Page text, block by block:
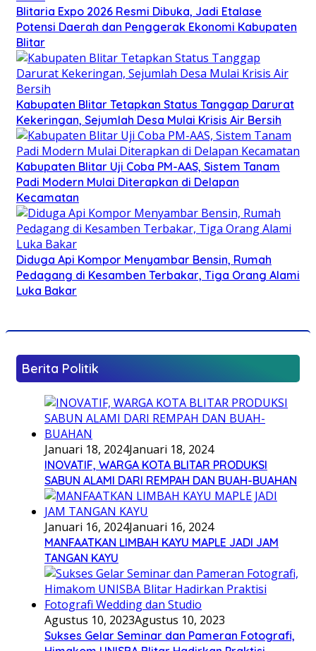
Blitaria Expo 2026 Resmi Dibuka, Jadi Etalase
Potensi Daerah dan Penggerak Ekonomi Kabupaten
Blitar
Kabupaten Blitar Tetapkan Status Tanggap Darurat
Kekeringan, Sejumlah Desa Mulai Krisis Air Bersih
Kabupaten Blitar Uji Coba PM-AAS, Sistem Tanam
Padi Modern Mulai Diterapkan di Delapan
Kecamatan
Diduga Api Kompor Menyambar Bensin, Rumah
Pedagang di Kesamben Terbakar, Tiga Orang Alami
Luka Bakar
Berita Politik
Januari 18, 2024Januari 18, 2024
INOVATIF, WARGA KOTA BLITAR PRODUKSI
SABUN ALAMI DARI REMPAH DAN BUAH-BUAHAN
Januari 16, 2024Januari 16, 2024
MANFAATKAN LIMBAH KAYU MAPLE JADI JAM
TANGAN KAYU
Agustus 10, 2023Agustus 10, 2023
Sukses Gelar Seminar dan Pameran Fotografi,